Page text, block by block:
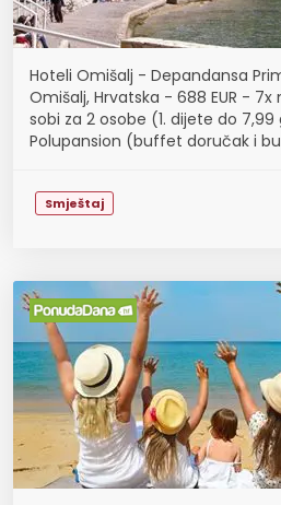
Hoteli Omišalj - Depandansa
Omišalj, Hrvatska - 688 EUR -
sobi za 2 osobe (1. dijete do
Polupansion (buffet doručak i
Smještaj